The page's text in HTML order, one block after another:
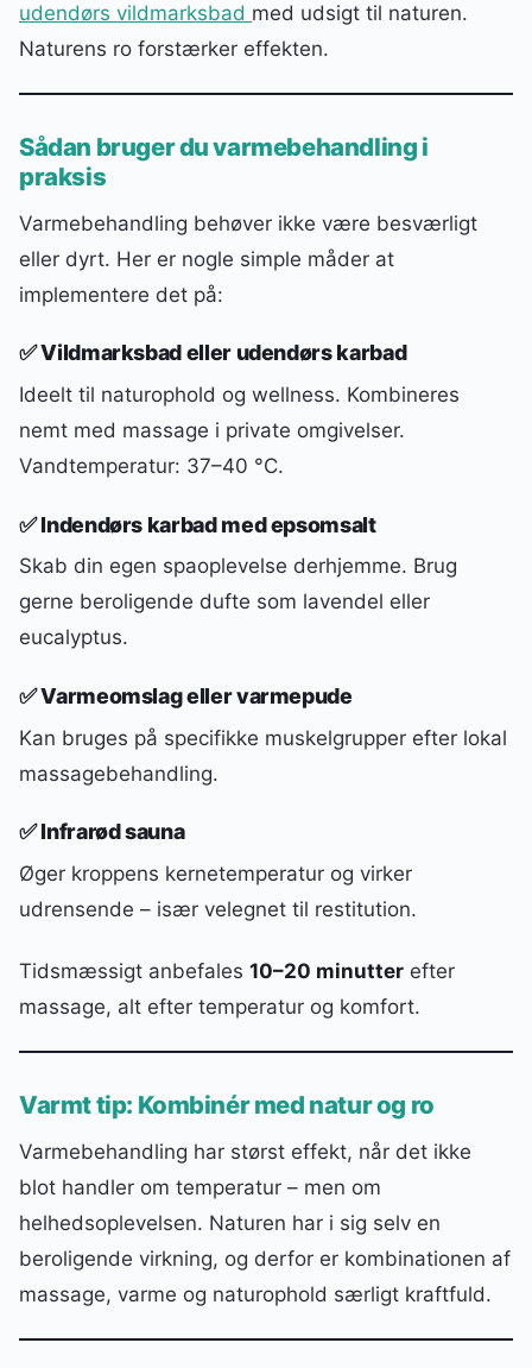
udendørs vildmarksbad med udsigt til naturen.
Naturens ro forstærker effekten.
Sådan bruger du varmebehandling i
praksis
Varmebehandling behøver ikke være besværligt
eller dyrt. Her er nogle simple måder at
implementere det på:
✅ Vildmarksbad eller udendørs karbad
Ideelt til naturophold og wellness. Kombineres
nemt med massage i private omgivelser.
Vandtemperatur: 37–40 °C.
✅ Indendørs karbad med epsomsalt
Skab din egen spaoplevelse derhjemme. Brug
gerne beroligende dufte som lavendel eller
eucalyptus.
✅ Varmeomslag eller varmepude
Kan bruges på specifikke muskelgrupper efter lokal
massagebehandling.
✅ Infrarød sauna
Øger kroppens kernetemperatur og virker
udrensende – især velegnet til restitution.
Tidsmæssigt anbefales 10–20 minutter efter
massage, alt efter temperatur og komfort.
Varmt tip: Kombinér med natur og ro
Varmebehandling har størst effekt, når det ikke
blot handler om temperatur – men om
helhedsoplevelsen. Naturen har i sig selv en
beroligende virkning, og derfor er kombinationen af
massage, varme og naturophold særligt kraftfuld.